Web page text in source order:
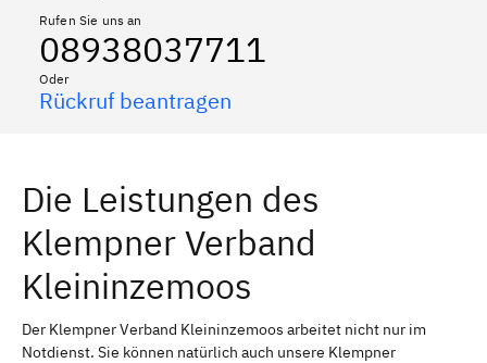
Rufen Sie uns an
08938037711
Oder
Rückruf beantragen
Die Leistungen des
Klempner Verband
Kleininzemoos
Der Klempner Verband Kleininzemoos arbeitet nicht nur im
Notdienst. Sie können natürlich auch unsere Klempner